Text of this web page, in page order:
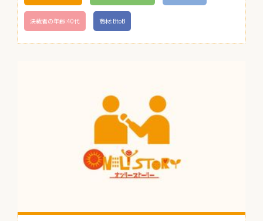
決裁者の年齢:40代 商材:BtoB